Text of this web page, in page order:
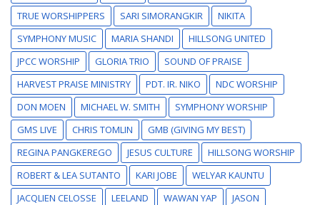
TRUE WORSHIPPERS
SARI SIMORANGKIR
NIKITA
SYMPHONY MUSIC
MARIA SHANDI
HILLSONG UNITED
JPCC WORSHIP
GLORIA TRIO
SOUND OF PRAISE
HARVEST PRAISE MINISTRY
PDT. IR. NIKO
NDC WORSHIP
DON MOEN
MICHAEL W. SMITH
SYMPHONY WORSHIP
GMS LIVE
CHRIS TOMLIN
GMB (GIVING MY BEST)
REGINA PANGKEREGO
JESUS CULTURE
HILLSONG WORSHIP
ROBERT & LEA SUTANTO
KARI JOBE
WELYAR KAUNTU
JACQLIEN CELOSSE
LEELAND WAWAN YAP
JASON